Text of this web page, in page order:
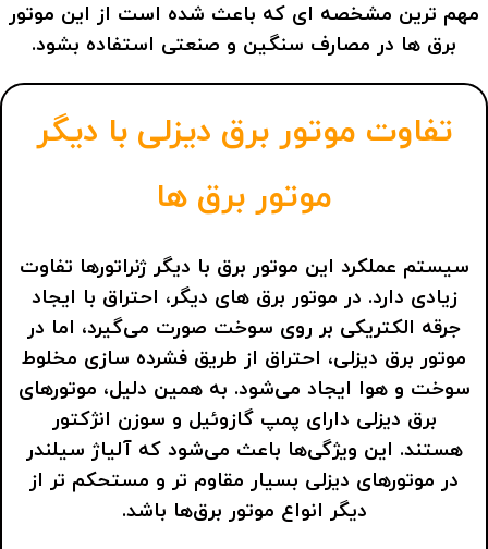
مهم ترین مشخصه ای که باعث شده است از این موتور
برق ها در مصارف سنگین و صنعتی استفاده بشود.
تفاوت موتور برق دیزلی با دیگر
موتور برق ها
سیستم عملکرد این موتور برق با دیگر ژنراتورها تفاوت
زیادی دارد. در موتور برق های دیگر، احتراق با ایجاد
جرقه الکتریکی بر روی سوخت صورت می‌گیرد، اما در
موتور برق دیزلی، احتراق از طریق فشرده ‌سازی مخلوط
سوخت و هوا ایجاد می‌شود. به همین دلیل، موتورهای
برق دیزلی دارای پمپ گازوئیل و سوزن انژکتور
هستند. این ویژگی‌ها باعث می‌شود که آلیاژ سیلندر
در موتورهای دیزلی بسیار مقاوم‌ تر و مستحکم‌ تر از
دیگر انواع موتور برق‌ها باشد.